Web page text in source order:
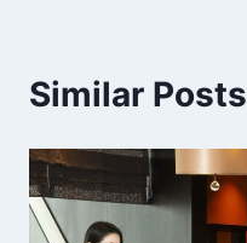
Similar Posts